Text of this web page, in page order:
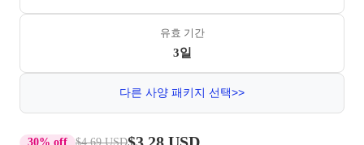
유효 기간
3일
다른 사양 패키지 선택>>
30% off $4.69 USD